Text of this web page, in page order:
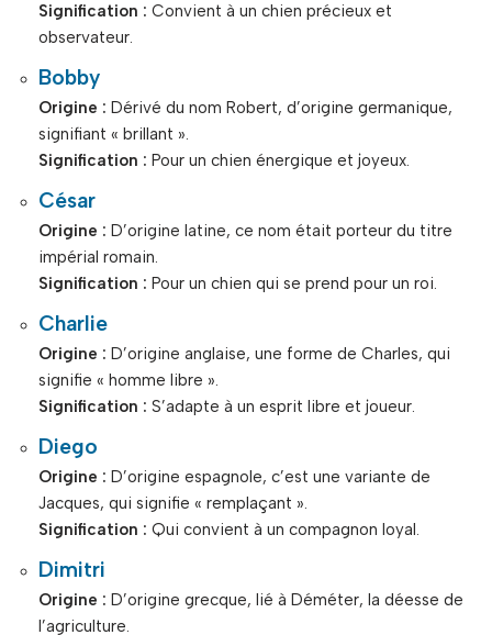
Signification : Convient à un chien précieux et
observateur.
Bobby
Origine : Dérivé du nom Robert, d’origine germanique,
signifiant « brillant ».
Signification : Pour un chien énergique et joyeux.
César
Origine : D’origine latine, ce nom était porteur du titre
impérial romain.
Signification : Pour un chien qui se prend pour un roi.
Charlie
Origine : D’origine anglaise, une forme de Charles, qui
signifie « homme libre ».
Signification : S’adapte à un esprit libre et joueur.
Diego
Origine : D’origine espagnole, c’est une variante de
Jacques, qui signifie « remplaçant ».
Signification : Qui convient à un compagnon loyal.
Dimitri
Origine : D’origine grecque, lié à Déméter, la déesse de
l’agriculture.